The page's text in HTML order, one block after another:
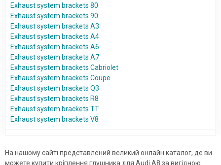
Exhaust system brackets 80
Exhaust system brackets 90
Exhaust system brackets A3
Exhaust system brackets A4
Exhaust system brackets A6
Exhaust system brackets A7
Exhaust system brackets Cabriolet
Exhaust system brackets Coupe
Exhaust system brackets Q3
Exhaust system brackets R8
Exhaust system brackets TT
Exhaust system brackets V8
На нашому сайті представлений великий онлайн каталог, де ви
можете купити кріплення глушника для Audi A8 за вигідною